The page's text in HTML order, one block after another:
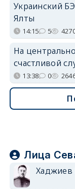
Украинский
Ялты
14:15 5
На
счастливой
13:38 0
Лица
Хаджиев